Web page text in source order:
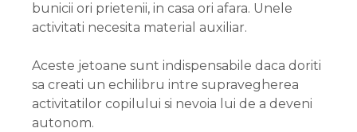
bunicii ori prietenii, in casa ori afara. Unele
activitati necesita material auxiliar.
Aceste jetoane sunt indispensabile daca doriti
sa creati un echilibru intre supravegherea
activitatilor copilului si nevoia lui de a deveni
autonom.